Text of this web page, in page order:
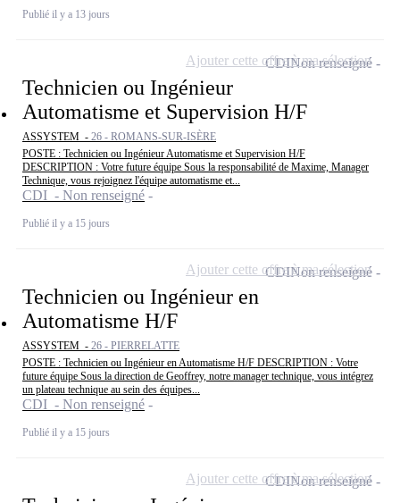
Publié il y a 13 jours
Technicien ou Ingénieur
Automatisme et Supervision H/F
ASSYSTEM - 26 - ROMANS-SUR-ISÈRE
POSTE : Technicien ou Ingénieur Automatisme et Supervision H/F
DESCRIPTION : Votre future équipe Sous la responsabilité de Maxime, Manager
Technique, vous rejoignez l'équipe automatisme et...
CDI - Non renseigné
Publié il y a 15 jours
CDINon renseigné
Ajouter cette offre à ma sélection
Technicien ou Ingénieur en
Automatisme H/F
ASSYSTEM - 26 - PIERRELATTE
POSTE : Technicien ou Ingénieur en Automatisme H/F DESCRIPTION : Votre
future équipe Sous la direction de Geoffrey, notre manager technique, vous intégrez
un plateau technique au sein des équipes...
CDI - Non renseigné
Publié il y a 15 jours
CDINon renseigné
Ajouter cette offre à ma sélection
CDINon renseigné
Ajouter cette offre à ma sélection